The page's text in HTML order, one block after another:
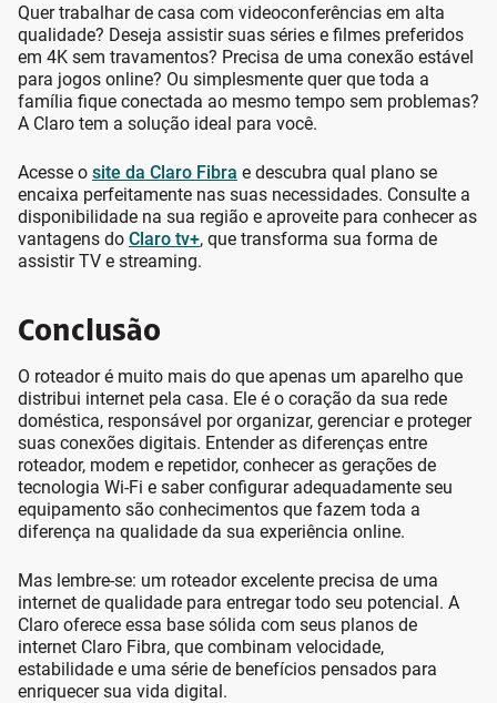
Quer trabalhar de casa com videoconferências em alta
qualidade? Deseja assistir suas séries e filmes preferidos
em 4K sem travamentos? Precisa de uma conexão estável
para jogos online? Ou simplesmente quer que toda a
família fique conectada ao mesmo tempo sem problemas?
A Claro tem a solução ideal para você.
Acesse o site da Claro Fibra e descubra qual plano se
encaixa perfeitamente nas suas necessidades. Consulte a
disponibilidade na sua região e aproveite para conhecer as
vantagens do Claro tv+, que transforma sua forma de
assistir TV e streaming.
Conclusão
O roteador é muito mais do que apenas um aparelho que
distribui internet pela casa. Ele é o coração da sua rede
doméstica, responsável por organizar, gerenciar e proteger
suas conexões digitais. Entender as diferenças entre
roteador, modem e repetidor, conhecer as gerações de
tecnologia Wi-Fi e saber configurar adequadamente seu
equipamento são conhecimentos que fazem toda a
diferença na qualidade da sua experiência online.
Mas lembre-se: um roteador excelente precisa de uma
internet de qualidade para entregar todo seu potencial. A
Claro oferece essa base sólida com seus planos de
internet Claro Fibra, que combinam velocidade,
estabilidade e uma série de benefícios pensados para
enriquecer sua vida digital.